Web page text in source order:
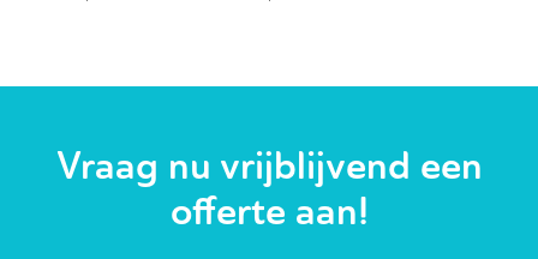
Vraag nu vrijblijvend een
offerte aan!